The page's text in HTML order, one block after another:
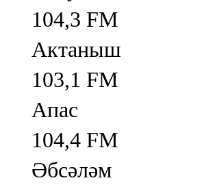
104,3 FM
Актаныш
103,1 FM
Апас
104,4 FM
Әбсәләм